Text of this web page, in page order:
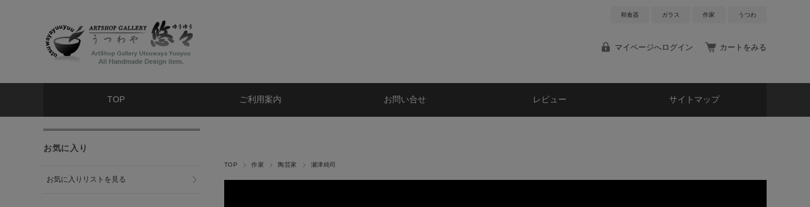
和食器 ガラス 作家 うつわ
マイページへログイン カートをみる
TOP ご利用案内 お問い合せ レビュー サイトマップ
TOP 作家 陶芸家 瀬津純司
お気に入り
お気に入りリストを見る